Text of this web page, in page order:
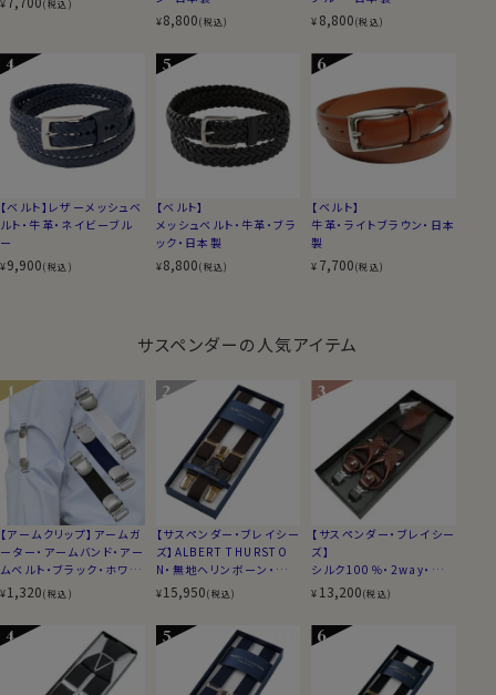
¥ (税込)
¥8,800(税込) ¥ 8,800(税込)
【ベルト】レザーメッシュベ
ルト・牛革・ネイビーブル
ー
¥9,900(税込)
【ベルト】
メッシュベルト・牛革・ブラ
ック・日本製
¥8,800(税込)
【ベルト】
牛革・ライトブラウン・日本
製
¥ 7,700(税込)
サスペンダーの人気アイテム
【アームクリップ】アームガ
ーター・アームバンド・アー
ムベルト・ブラック・ホワイ
ト・ネイビーブルー・日本
¥1,320(税込)
【サスペンダー・ブレイシー
ズ】ALBERT THURSTO
N・無地ヘリンボーン・ブラ
ウン・イギリス製
¥15,950(税込)
【サスペンダー・ブレイシー
ズ】
シルク100％・2way・無
地・ブラウン・日本製
¥ 13,200(税込)